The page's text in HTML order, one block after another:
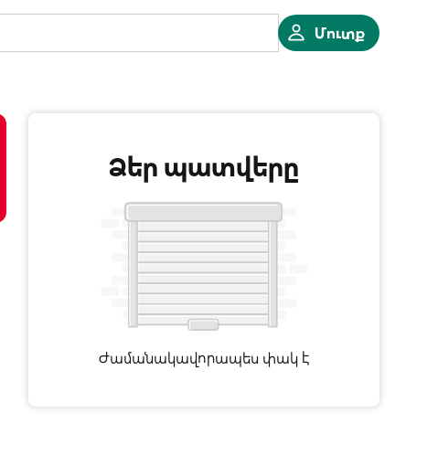
Մուտք
Ձեր պատվերը
Ժամանակավորապես փակ է